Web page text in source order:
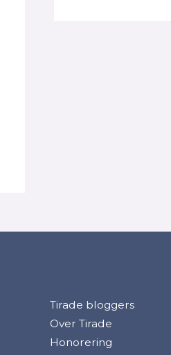
Tirade bloggers
Over Tirade
Honorering